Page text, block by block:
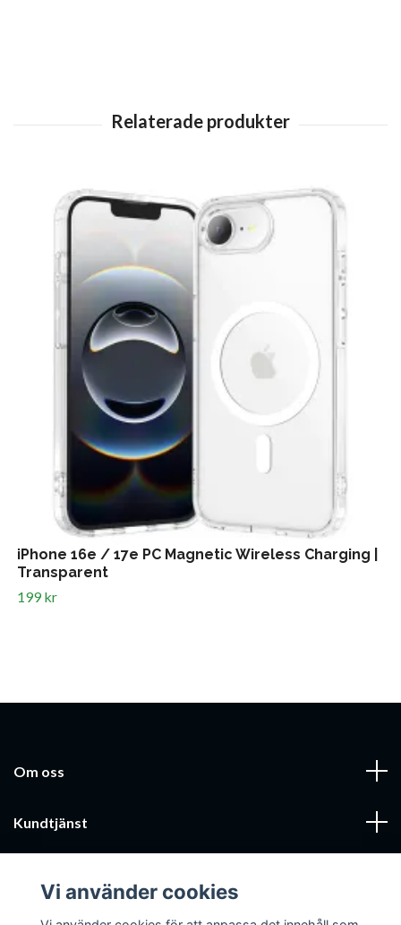
iPhone 16e / 17e PC Magnetic Wireless Charging |
Transparent
199 kr
Om oss
Kundtjänst
Vi använder cookies